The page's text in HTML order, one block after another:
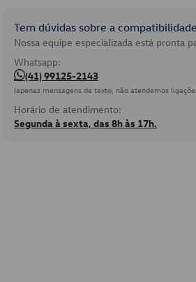
Tem dúvidas sobre a
Nossa equipe especializada está pronta
Whatsapp:
(41) 99125-2143
(apenas mensagens de texto, não atendemos
Horário de atendimento:
Segunda à sexta, das 8h às 17h.